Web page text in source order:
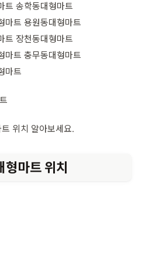
트 송학동대형마트
마트 용원동대형마트
트 장천동대형마트
마트 충무동대형마트
마트
위치 알아보세요.
마트 위치